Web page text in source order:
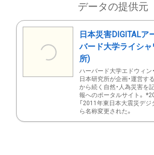
データの提供元
日本災害DIGITALア
バード大学ライシ
所)
ハーバード大学エドウィン
日本研究所が企画・運営す
から続く自然・人為災害を
報へのポータルサイト。
「2011年東日本大震災デジ
ら名称変更された。